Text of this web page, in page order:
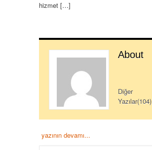
hizmet […]
About
Diğer
Yazılar(104)
yazının devamı...